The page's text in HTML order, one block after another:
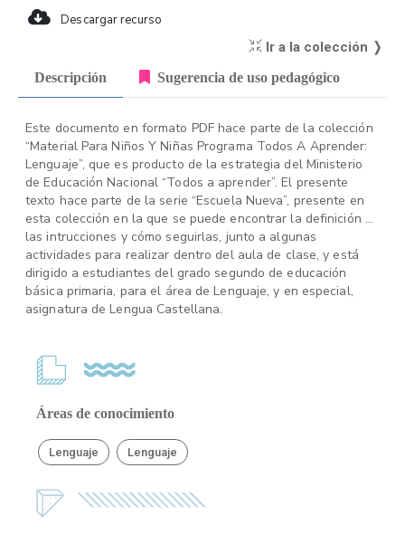
Descargar recurso
Ir a la colección ❭
Descripción Sugerencia de uso pedagógico
Este documento en formato PDF hace parte de la colección
“Material Para Niños Y Niñas Programa Todos A Aprender:
Lenguaje”, que es producto de la estrategia del Ministerio
de Educación Nacional “Todos a aprender”. El presente
texto hace parte de la serie “Escuela Nueva”, presente en
esta colección en la que se puede encontrar la definición de
las intrucciones y cómo seguirlas, junto a algunas
actividades para realizar dentro del aula de clase, y está
dirigido a estudiantes del grado segundo de educación
básica primaria, para el área de Lenguaje, y en especial,
asignatura de Lengua Castellana.
Áreas de conocimiento
Lenguaje Lenguaje